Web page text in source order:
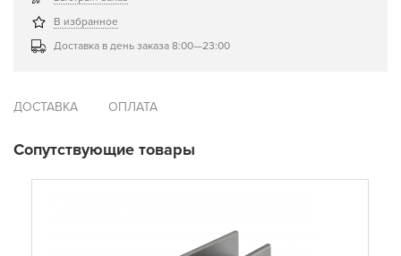
В избранное
Доставка в день заказа 8:00—23:00
ДОСТАВКА ОПЛАТА
Сопутствующие товары